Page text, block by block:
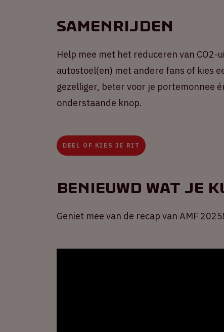
Samenrijden
Help mee met het reduceren van CO2-
autostoel(en) met andere fans of kies
gezelliger, beter voor je portemonnee
onderstaande knop.
DEEL OF KIES JE RIT
Benieuwd wat je
Geniet mee van de recap van AMF 2025!